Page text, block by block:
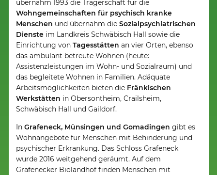
übernahm 1993 die Trägerschaft für die
Wohngemeinschaften für psychisch kranke
Menschen und übernahm dieSozialpsychiatrischen
Dienste im Landkreis Schwäbisch Hall sowie die
Einrichtung vonTagesstätten an vier Orten, ebenso
das ambulant betreute Wohnen (heute:
Assistenzleistungen im Wohn- und Sozialraum) und
das begleitete Wohnen in Familien. Adäquate
Arbeitsmöglichkeiten bieten die Fränkischen
Werkstätten in Obersontheim, Crailsheim,
Schwäbisch Hall und Gaildorf.
InGrafeneck, Münsingen und Gomadingengibt es
Wohnangebote für Menschen mit Behinderung und
psychischer Erkrankung. Das Schloss Grafeneck
wurde 2016 weitgehend geräumt. Auf dem
Grafenecker Biolandhof finden Menschen mit